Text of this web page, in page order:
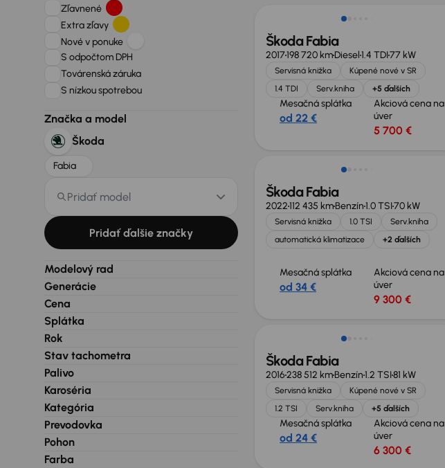
Zľavnené
Extra zľavy
Nové v ponuke
S odpočtom DPH
Továrenská záruka
S nízkou spotrebou
Značka a model
Škoda
Fabia
Pridať model
Pridať ďalšie značky
Modelový rad
Generácie
Cena
Splátka
Rok
Stav tachometra
Palivo
Karoséria
Kategória
Prevodovka
Pohon
Farba
Škoda Fabia
2017198 720 kmDiesel1.4 TDI77 kW
Servisná knižka
Kúpené nové v SR
1.4 TDI
Serv.kniha +5 ďalších
Mesačná splátka
od 22 €
Akciová cena na
úver
5 700 €
Škoda Fabia
2022112 435 kmBenzín1.0 TSI70 kW
Servisná knižka 1.0 TSI
Serv.kniha
automatická klimatizace
+2 ďalších
Mesačná splátka
od 34 €
Akciová cena na
úver
9 300 €
Škoda Fabia
2016238 512 kmBenzín1.2 TSI81 kW
Servisná knižka
Kúpené nové v SR
1.2 TSI
Serv.kniha +5 ďalších
Mesačná splátka
od 24 €
Akciová cena na
úver
6 300 €